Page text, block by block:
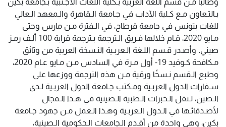
بـالتـعاون مـع كـلية الآداب في جـامعة الـقاهرة والـمعهد الـعالي
للغات بتونس في جامعة قرطاج، في الـفترة مـن مارس وحتى
مـايو 2020، قـام خلالها فـريق الـترجمة بـترجمة قرابة 100 ألـف رمـز
صيني. وأصـدر قـسم اللـغة الـعربـية النـسخة العربية من وثائق
مـكافحة كـوفيد 19- أول مـرة في السادس مـن مـايو عـام 2020،
وطبع الـقسم نـسخًا ورقية مـن هذه الترجمة ووزعها على
سـفارات الدول العربـية ومـكتب جـامعة الدول العربـية لـدى
الـصين، لـنقل الـخبرات الـطبية الـصينية في هـذا الـمجال
لأصـدقائـها في الـدول الـعربـية وهـذا الـعمل مـن جهود جـامعة
بكين، وهي واحدة من أقـدم الـجامعات الـحكومية الـصينية،